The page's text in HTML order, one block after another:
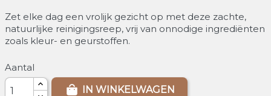
Zet elke dag een vrolijk gezicht op met deze zachte,
natuurlijke reinigingsreep, vrij van onnodige ingrediënten
zoals kleur- en geurstoffen.
Aantal
IN WINKELWAGEN